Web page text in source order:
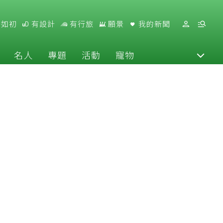
初 有設計 有行旅 願景 我的新聞
名人 專題 活動 寵物